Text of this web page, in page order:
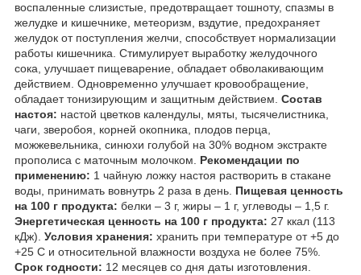
воспаленные слизистые, предотвращает тошноту, спазмы в
желудке и кишечнике, метеоризм, вздутие, предохраняет
желудок от поступления желчи, способствует нормализации
работы кишечника. Стимулирует выработку желудочного
сока, улучшает пищеварение, обладает обволакивающим
действием. Одновременно улучшает кровообращение,
обладает тонизирующим и защитным действием. Состав
настоя: настой цветков календулы, мяты, тысячелистника,
чаги, зверобоя, корней окопника, плодов перца,
можжевельника, синюхи голубой на 30% водном экстракте
прополиса с маточным молочком. Рекомендации по
применению: 1 чайную ложку настоя растворить в стакане
воды, принимать вовнутрь 2 раза в день. Пищевая ценность
на 100 г продукта: белки – 3 г, жиры – 1 г, углеводы – 1,5 г.
Энергетическая ценность на 100 г продукта: 27 ккал (113
кДж). Условия хранения: хранить при температуре от +5 до
+25 С и относительной влажности воздуха не более 75%.
Срок годности: 12 месяцев со дня даты изготовления.